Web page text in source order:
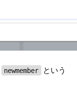
newmember
という